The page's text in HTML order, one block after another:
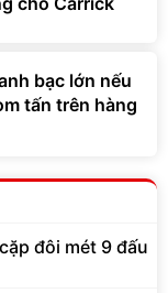
bạc lớn nếu
tấn trên hàng
đôi mét 9 đấu